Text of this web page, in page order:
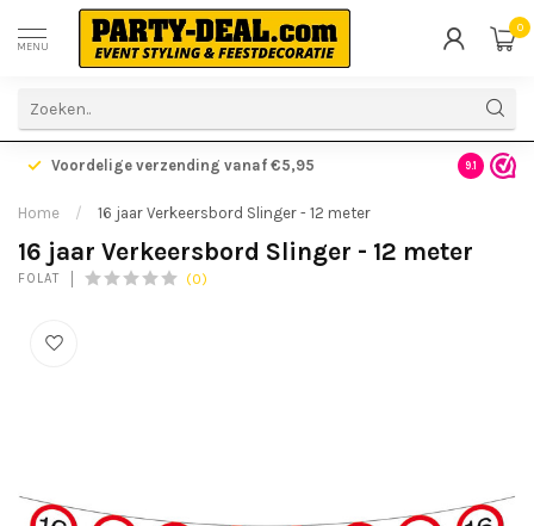
MENU
0
Voordelige verzending vanaf €5,95 Gratis
9.1
Home / 16 jaar Verkeersbord Slinger - 12 meter
16 jaar Verkeersbord Slinger - 12 meter
FOLAT (0)